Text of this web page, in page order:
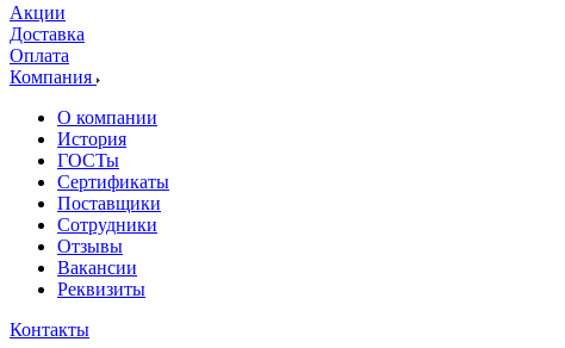
Акции
Доставка
Оплата
Компания
О компании
История
ГОСТы
Сертификаты
Поставщики
Сотрудники
Отзывы
Вакансии
Реквизиты
Контакты